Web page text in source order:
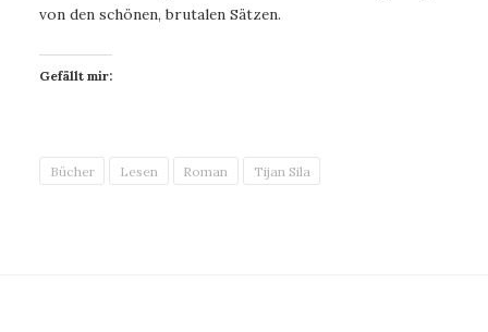
von den schönen, brutalen Sätzen.
Gefällt mir:
Bücher Lesen Roman Tijan Sila